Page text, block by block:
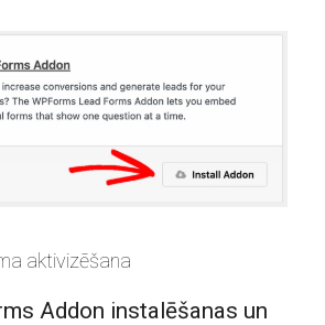
aktivizēšana
Addon instalēšanas un